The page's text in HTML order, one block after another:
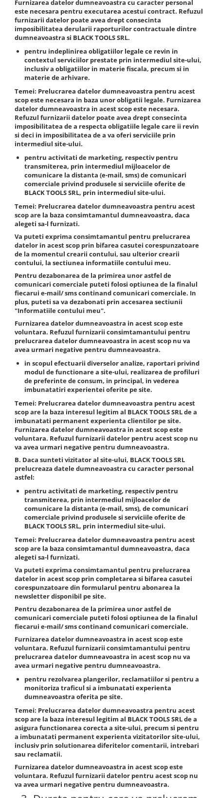
Chei cu clichet
Compresoare
Filtre Pneumatice
Furtune Aer Comprimat
Masini de gaurit si taiat
Pistoale de vopsit
Pistoale Pneumatice
Polizoare biax
Scule pentru nituit si capsat
Slefuitoare Pneumatice
Scule speciale
Diagnoza si masurari
Injectoare
Motor
Rulmenti,Bucsi si Extractoare
Sistem directie
Sistem franare
Sistem Vibro-Power
Sisteme de ridicare si sustinere
Capre Auto
Cricuri Hidraulice
Surubelnite Si Biti
Truse de biti
Truse de surubelnite
Vulcanizare
Masini de dejantat roti
Masini de echilibrat roti
Piese de schimb
Scule Vulcanizare
Truse de scule si accesorii
Truse de scule
Truse si accesorii 1/2
Truse si Accesorii 1/4
Truse si Accesorii 3/4
Truse si Accesorii 3/8
Truse si acesorii de impact
Accesorii de impact 1"
Accesorii de impact 1/2
Accesorii de impact 3/4
Truse de biti de impact
Tubulare de impact 1"
Tubulare de impact 1/2
Tubulare de impact 3/4
Tubulare 1/2
Tubulare 1/2 bihexagonale
Tubulare 1/2 hexagonale
Tubulare 1/4
Tubulare 3/4
Tubulare 3/8
Consumabile Si Accesorii
Accesorii auto
Clipsuri si cleme auto
Consumabile Service
Chimice Auto
Detailing Auto
Echipamente De Protectie
Elevatoare
Furnizarea datelor dumneavoastra cu caracter personal
este necesara pentru executarea acestui contract. Refuzul
furnizarii datelor poate avea drept consecinta
imposibilitatea derularii raporturilor contractuale dintre
dumneavoastra si BLACK TOOLS SRL.
pentru indeplinirea obligatiilor legale ce revin in
contextul serviciilor prestate prin intermediul site-ului,
inclusiv a obligatiilor in materie fiscala, precum si in
materie de arhivare.
Temei: Prelucrarea datelor dumneavoastra pentru acest
scop este necesara in baza unor obligatii legale. Furnizarea
datelor dumneavoastra in acest scop este necesara.
Refuzul furnizarii datelor poate avea drept consecinta
imposibilitatea de a respecta obligatiile legale care ii revin
si deci in imposibilitatea de a va oferi serviciile prin
intermediul site-ului.
pentru activitati de marketing, respectiv pentru
transmiterea, prin intermediul mijloacelor de
comunicare la distanta (e-mail, sms) de comunicari
comerciale privind produsele si serviciile oferite de
BLACK TOOLS SRL, prin intermediul site-ului.
Temei: Prelucrarea datelor dumneavoastra pentru acest
scop are la baza consimtamantul dumneavoastra, daca
alegeti sa-l furnizati.
Va puteti exprima consimtamantul pentru prelucrarea
datelor in acest scop prin bifarea casutei corespunzatoare
de la momentul crearii contului, sau ulterior crearii
contului, la sectiunea informatiile contului meu.
Pentru dezabonarea de la primirea unor astfel de
comunicari comerciale puteti folosi optiunea de la finalul
fiecarui e-mail/ sms continand comunicari comerciale. In
plus, puteti sa va dezabonati prin accesarea sectiunii
"Informatiile contului meu".
Furnizarea datelor dumneavoastra in acest scop este
voluntara. Refuzul furnizarii consimtamantului pentru
prelucrarea datelor dumneavoastra in acest scop nu va
avea urmari negative pentru dumneavoastra.
in scopul efectuarii diverselor analize, raportari privind
modul de functionare a site-ului, realizarea de profiluri
de preferinte de consum, in principal, in vederea
imbunatatiri experientei oferite pe site.
Temei: Prelucrarea datelor dumneavoastra pentru acest
scop are la baza interesul legitim al BLACK TOOLS SRLde a
imbunatati permanent experienta clientilor pe site.
Furnizarea datelor dumneavoastra in acest scop este
voluntara. Refuzul furnizarii datelor pentru acest scop nu
va avea urmari negative pentru dumneavoastra.
B. Daca sunteti vizitator al site-ului, BLACK TOOLS SRL
prelucreaza datele dumneavoastra cu caracter personal
astfel:
pentru activitati de marketing, respectiv pentru
transmiterea, prin intermediul mijloacelor de
comunicare la distanta (e-mail, sms), de comunicari
comerciale privind produsele si serviciile oferite de
BLACK TOOLS SRL, prin intermediul site-ului.
Temei: Prelucrarea datelor dumneavoastra pentru acest
scop are la baza consimtamantul dumneavoastra, daca
alegeti sa-l furnizati.
Va puteti exprima consimtamantul pentru prelucrarea
datelor in acest scop prin completarea si bifarea casutei
corespunzatoare din formularul pentru abonarea la
newsletter disponibil pe site.
Pentru dezabonarea de la primirea unor astfel de
comunicari comerciale puteti folosi optiunea de la finalul
fiecarui e-mail/ sms continand comunicari comerciale.
Furnizarea datelor dumneavoastra in acest scop este
voluntara. Refuzul furnizarii consimtamantului pentru
prelucrarea datelor dumneavoastra in acest scop nu va
avea urmari negative pentru dumneavoastra.
pentru rezolvarea plangerilor, reclamatiilor si pentru a
monitoriza traficul si a imbunatati experienta
dumneavoastra oferita pe site.
Temei: Prelucrarea datelor dumneavoastra pentru acest
scop are la baza interesul legitim al BLACK TOOLS SRLde a
asigura functionarea corecta a site-ului, precum si pentru
a imbunatati permanent experienta vizitatorilor site-ului,
inclusiv prin solutionarea diferitelor comentarii, intrebari
sau reclamatii.
Furnizarea datelor dumneavoastra in acest scop este
voluntara. Refuzul furnizarii datelor pentru acest scop nu
va avea urmari negative pentru dumneavoastra.